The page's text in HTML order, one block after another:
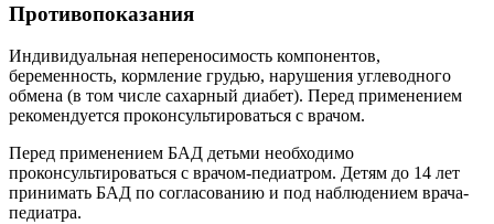
Противопоказания
Индивидуальная непереносимость компонентов,
беременность, кормление грудью, нарушения углеводного
обмена (в том числе сахарный диабет). Перед применением
рекомендуется проконсультироваться с врачом.
Перед применением БАД детьми необходимо
проконсультироваться с врачом-педиатром. Детям до 14 лет
принимать БАД по согласованию и под наблюдением врача-
педиатра.